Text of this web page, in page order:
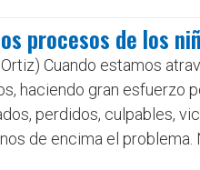
procesos de los
Cuando estamos
haciendo gran esfuerzo
perdidos, culpables,
de encima el